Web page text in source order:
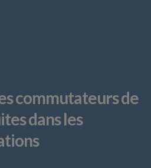
commutateurs de
dans les